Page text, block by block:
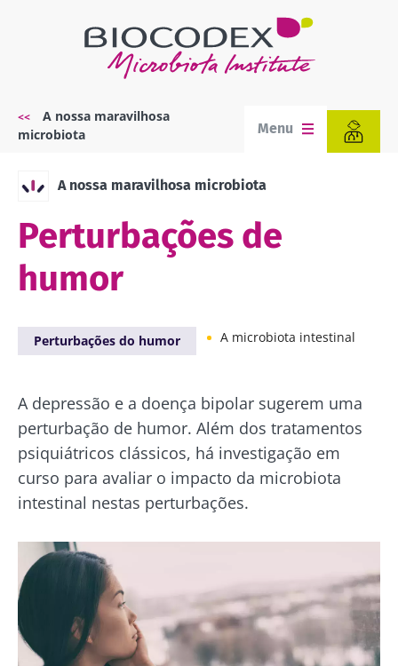
Navegação
estrutural
A nossa maravilhosa
microbiota
Menu
A nossa maravilhosa microbiota
Perturbações de
humor
Perturbações do humor A microbiota intestinal
A depressão e a doença bipolar sugerem uma
perturbação de humor. Além dos tratamentos
psiquiátricos clássicos, há investigação em
curso para avaliar o impacto da microbiota
intestinal nestas perturbações.